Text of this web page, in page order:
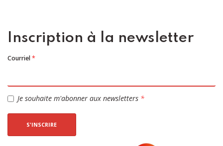
Inscription à la newsletter
Courriel*
Je souhaite m'abonner aux newsletters *
S'INSCRIRE